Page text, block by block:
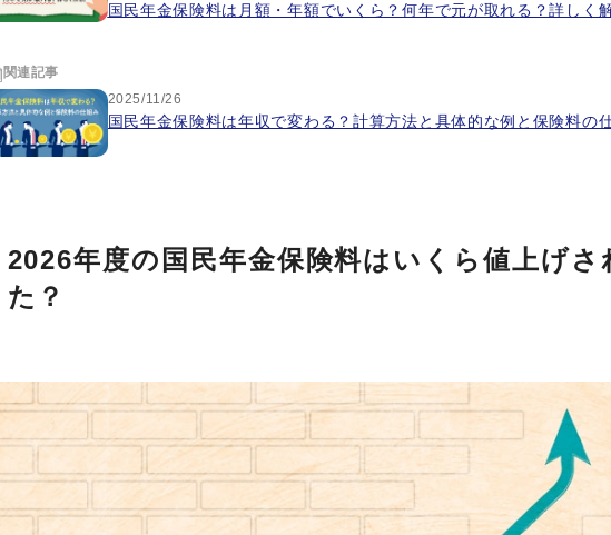
国民年金保険料は月額・年額でいくら？何年で元が取れる？詳しく
関連記事
2025/11/26
国民年金保険料は年収で変わる？計算方法と具体的な例と保険料の
2026年度の国民年金保険料はいくら値上げさ
た？